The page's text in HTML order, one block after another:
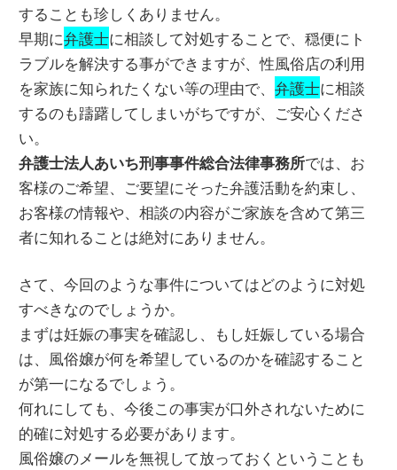
することも珍しくありません。
早期に弁護士に相談して対処することで、穏便にト
ラブルを解決する事ができますが、性風俗店の利用
を家族に知られたくない等の理由で、弁護士に相談
するのも躊躇してしまいがちですが、ご安心くださ
い。
弁護士法人あいち刑事事件総合法律事務所では、お
客様のご希望、ご要望にそった弁護活動を約束し、
お客様の情報や、相談の内容がご家族を含めて第三
者に知れることは絶対にありません。
さて、今回のような事件についてはどのように対処
すべきなのでしょうか。
まずは妊娠の事実を確認し、もし妊娠している場合
は、風俗嬢が何を希望しているのかを確認すること
が第一になるでしょう。
何れにしても、今後この事実が口外されないために
的確に対処する必要があります。
風俗嬢のメールを無視して放っておくということも